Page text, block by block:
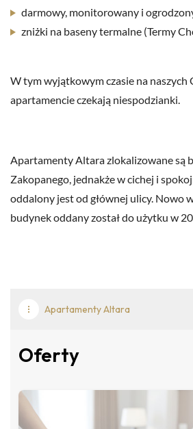
darmowy, monitorowany i
zniżki na baseny termalne (Termy
W tym wyjątkowym czasie na naszych
apartamencie czekają niespodzianki.
Apartamenty Altara zlokalizowane są
Zakopanego, jednakże w cichej i
oddalony jest od głównej ulicy. Nowo
budynek oddany został do użytku w